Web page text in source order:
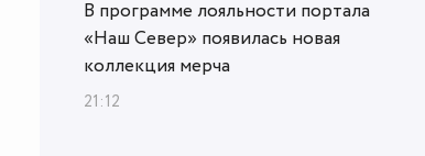
В программе лояльности портала
«Наш Север» появилась новая
коллекция мерча
21:12